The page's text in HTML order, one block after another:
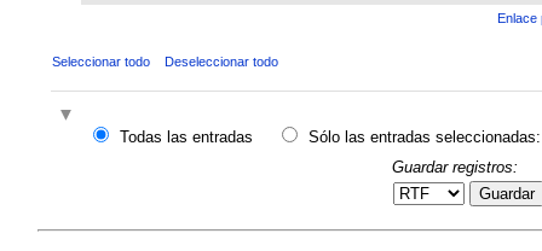
Enlace
Seleccionar todo Deseleccionar todo
Todas las entradas
Sólo las entradas seleccionadas:
Guardar registros:
Guardar